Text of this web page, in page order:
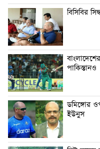
বিসিবির
পাকিস্তানও
ডমিঙ্গোর
ইউনুস